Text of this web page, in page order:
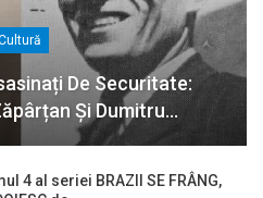
De Securitate:
Și Dumitru…
4 al seriei BRAZII SE FRÂNG,